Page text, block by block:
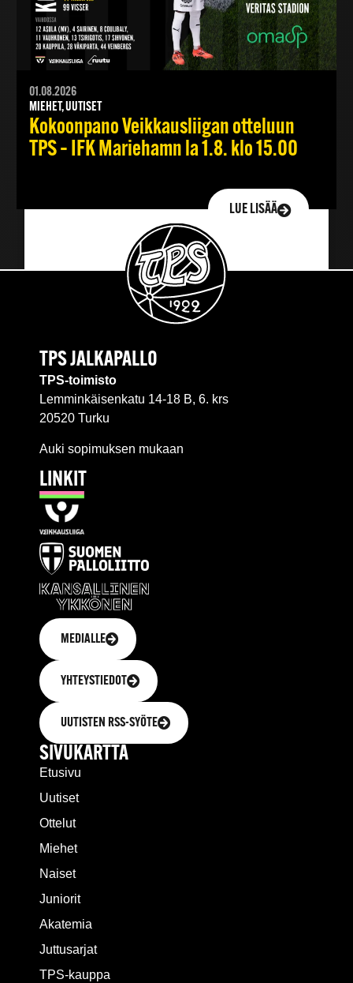
01.08.2026
MIEHET, UUTISET
Kokoonpano Veikkausliigan otteluun
TPS – IFK Mariehamn la 1.8. klo 15.00
LUE LISÄÄ
TPS JALKAPALLO
TPS-toimisto
Lemminkäisenkatu 14-18 B, 6. krs
20520 Turku
Auki sopimuksen mukaan
LINKIT
MEDIALLE
YHTEYSTIEDOT
UUTISTEN RSS-SYÖTE
SIVUKARTTA
Etusivu
Uutiset
Ottelut
Miehet
Naiset
Juniorit
Akatemia
Juttusarjat
TPS-kauppa